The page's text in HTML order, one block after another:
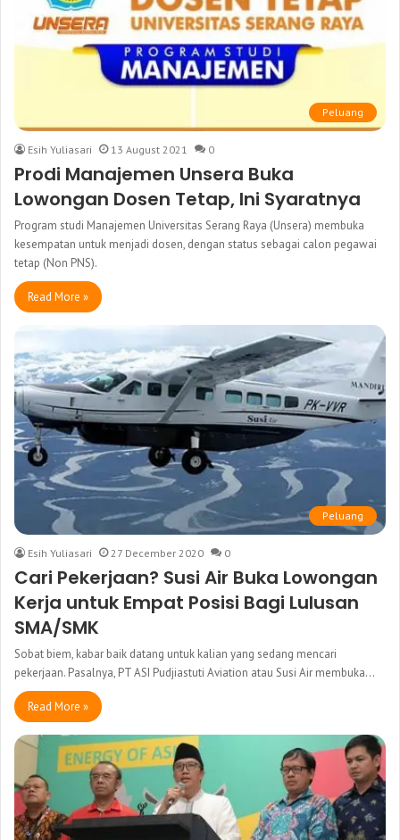
Peluang
Esih Yuliasari 13 August 2021 0
Prodi Manajemen Unsera Buka
Lowongan Dosen Tetap, Ini Syaratnya
Program studi Manajemen Universitas Serang Raya (Unsera) membuka
kesempatan untuk menjadi dosen, dengan status sebagai calon pegawai
tetap (Non PNS).
Read More »
Peluang
Esih Yuliasari 27 December 2020 0
Cari Pekerjaan? Susi Air Buka Lowongan
Kerja untuk Empat Posisi Bagi Lulusan
SMA/SMK
Sobat biem, kabar baik datang untuk kalian yang sedang mencari
pekerjaan. Pasalnya, PT ASI Pudjiastuti Aviation atau Susi Air membuka…
Read More »